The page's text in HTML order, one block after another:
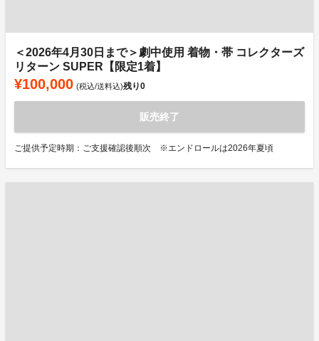
＜2026年4月30日まで＞劇中使用 着物・帯 コレクターズ
リターン SUPER【限定1着】
¥100,000 (税込/送料込)残り0
販売終了
ご提供予定時期：ご支援確認後順次 ※エンドロールは2026年夏頃